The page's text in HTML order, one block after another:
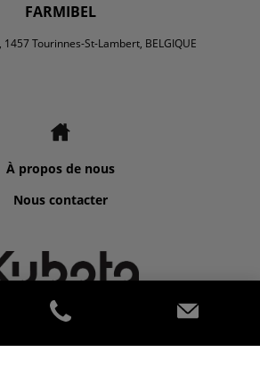
FARMIBEL
1457 Tourinnes-St-Lambert, BELGIQUE
À propos de nous
Nous contacter